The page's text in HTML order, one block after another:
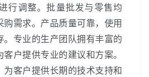
行调整。批量批发与零售均
需求。产品质量可靠，使用
。专业的生产团队拥有丰富的
户提供专业的建议和方案。
为客户提供长期的技术支持和